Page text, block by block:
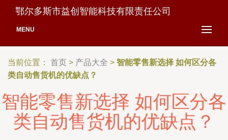
鄂尔多斯市益创智能科技有限责任公司
MENU
当前位置： 首页 > 产品大全 > 智能零售新选择 如何区分各
类自动售货机的优缺点？
智能零售新选择 如何区分各
类自动售货机的优缺点？